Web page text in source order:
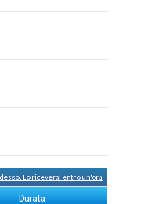
Lo riceverai entro un'ora
Durata